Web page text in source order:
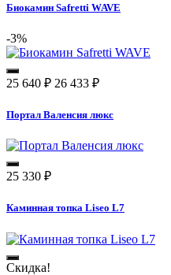
Биокамин Safretti WAVE
-3%
25 640 ₽ 26 433 ₽
Портал Валенсия люкс
25 330 ₽
Каминная топка Liseo L7
Скидка!